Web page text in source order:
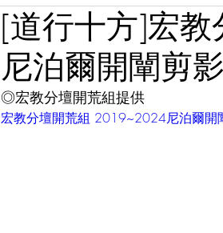
[道行十方]宏
尼泊爾開闡剪影
◎宏教分壇開荒組提供
宏教分壇開荒組 2019~2024尼泊爾